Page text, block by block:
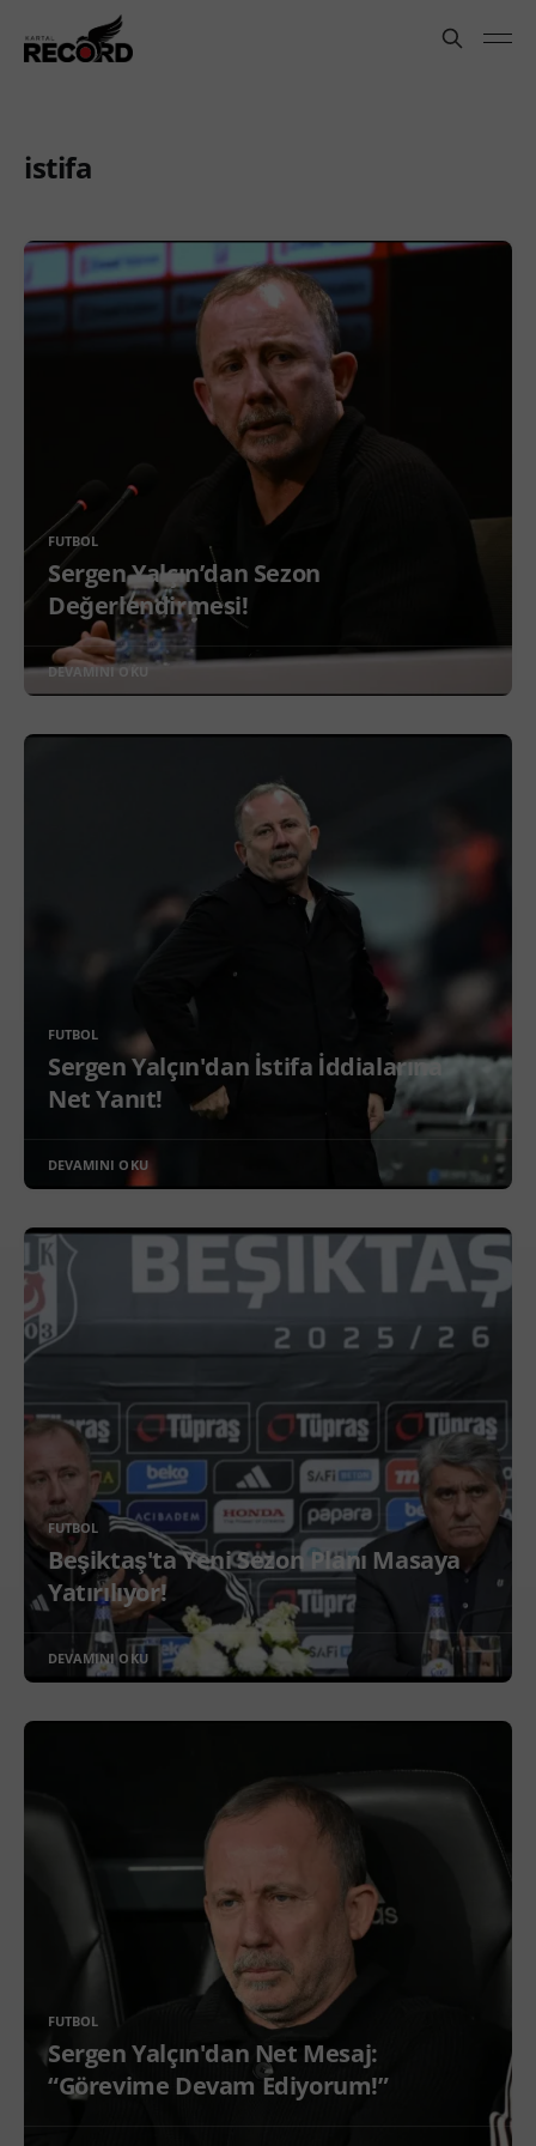
istifa
FUTBOL
Sergen Yalçın’dan Sezon
Değerlendirmesi!
DEVAMINI OKU
FUTBOL
Sergen Yalçın'dan İstifa İddialarına
Net Yanıt!
DEVAMINI OKU
FUTBOL
Beşiktaş'ta Yeni Sezon Planı Masaya
Yatırılıyor!
DEVAMINI OKU
FUTBOL
Sergen Yalçın'dan Net Mesaj:
“Görevime Devam Ediyorum!”